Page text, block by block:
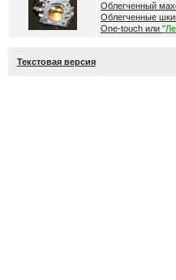
Облегченный
Облегченные
One-touch или
Текстовая версия